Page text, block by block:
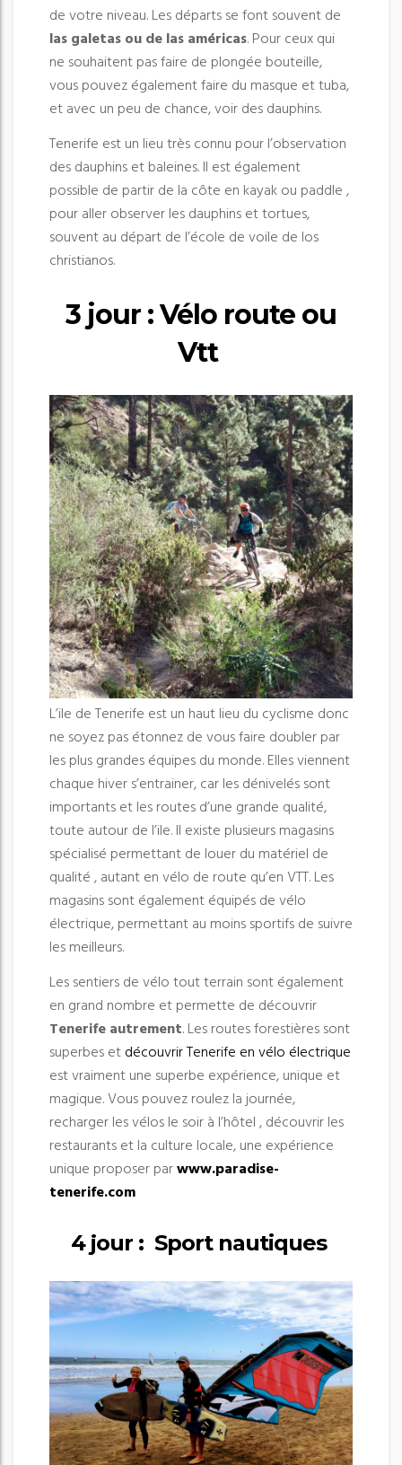
de votre niveau. Les départs se font souvent de
las galetas ou de las américas. Pour ceux qui
ne souhaitent pas faire de plongée bouteille,
vous pouvez également faire du masque et tuba,
et avec un peu de chance, voir des dauphins.
Tenerife est un lieu très connu pour l’observation
des dauphins et baleines. Il est également
possible de partir de la côte en kayak ou paddle ,
pour aller observer les dauphins et tortues,
souvent au départ de l’école de voile de los
christianos.
3 jour : Vélo route ou
Vtt
L’ile de Tenerife est un haut lieu du cyclisme donc
ne soyez pas étonnez de vous faire doubler par
les plus grandes équipes du monde. Elles viennent
chaque hiver s’entrainer, car les dénivelés sont
importants et les routes d’une grande qualité,
toute autour de l’ile. Il existe plusieurs magasins
spécialisé permettant de louer du matériel de
qualité , autant en vélo de route qu’en VTT. Les
magasins sont également équipés de vélo
électrique, permettant au moins sportifs de suivre
les meilleurs.
Les sentiers de vélo tout terrain sont également
en grand nombre et permette de découvrir
Tenerife autrement. Les routes forestières sont
superbes etdécouvrir Tenerife en vélo électrique
est vraiment une superbe expérience, unique et
magique. Vous pouvez roulez la journée,
recharger les vélos le soir à l’hôtel , découvrir les
restaurants et la culture locale, une expérience
unique proposer parwww.paradise-
tenerife.com
4 jour : Sport nautiques